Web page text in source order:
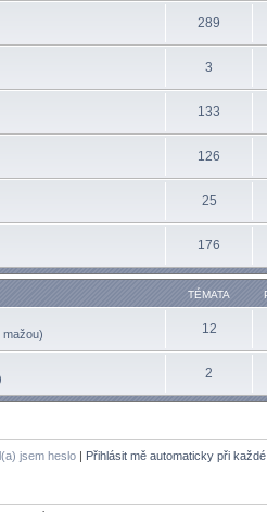
289
3
133
126
25
176
TÉMATA
12
2
jsem heslo | Přihlásit mě automaticky při